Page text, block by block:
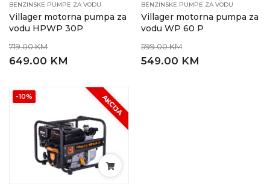
BENZINSKE PUMPE ZA VODU
Villager motorna pumpa za
vodu HPWP 30P
719.00 KM
649.00 KM
BENZINSKE PUMPE ZA VODU
Villager motorna pumpa za
vodu WP 60 P
599.00 KM
549.00 KM
-10% AKCIJA